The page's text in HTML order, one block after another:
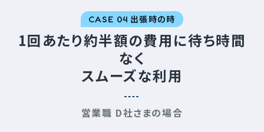
CASE 04 出張時の時
1回あたり約半額の費用に待ち時間
なく
スムーズな利用
営業職 D社さまの場合